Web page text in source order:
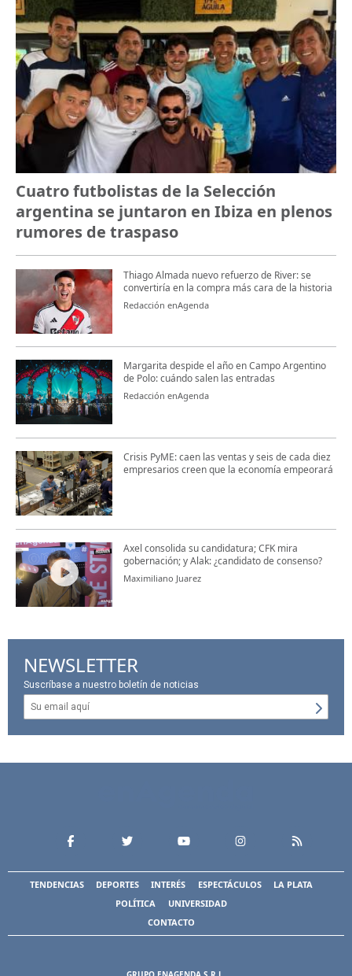
Cuatro futbolistas de la Selección
argentina se juntaron en Ibiza en plenos
rumores de traspaso
Thiago Almada nuevo refuerzo de River: se
convertiría en la compra más cara de la historia
Redacción enAgenda
Margarita despide el año en Campo Argentino
de Polo: cuándo salen las entradas
Redacción enAgenda
Crisis PyME: caen las ventas y seis de cada diez
empresarios creen que la economía empeorará
Axel consolida su candidatura; CFK mira
gobernación; y Alak: ¿candidato de consenso?
Maximiliano Juarez
NEWSLETTER
Suscríbase a nuestro boletín de noticias
TENDENCIAS DEPORTES INTERÉS ESPECTÁCULOS
LA PLATA
POLÍTICA
UNIVERSIDAD
CONTACTO